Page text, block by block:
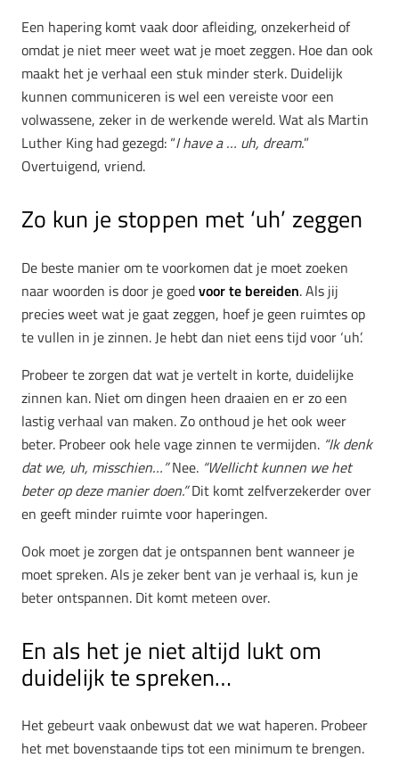
Een hapering komt vaak door afleiding, onzekerheid of
omdat je niet meer weet wat je moet zeggen. Hoe dan ook
maakt het je verhaal een stuk minder sterk. Duidelijk
kunnen communiceren is wel een vereiste voor een
volwassene, zeker in de werkende wereld. Wat als Martin
Luther King had gezegd: “I have a … uh, dream.”
Overtuigend, vriend.
Zo kun je stoppen met ‘uh’ zeggen
De beste manier om te voorkomen dat je moet zoeken
naar woorden is door je goedvoor te bereiden. Als jij
precies weet wat je gaat zeggen, hoef je geen ruimtes op
te vullen in je zinnen. Je hebt dan niet eens tijd voor ‘uh’.
Probeer te zorgen dat wat je vertelt in korte, duidelijke
zinnen kan. Niet om dingen heen draaien en er zo een
lastig verhaal van maken. Zo onthoud je het ook weer
beter. Probeer ook hele vage zinnen te vermijden. “Ik denk
dat we, uh, misschien…”Nee. “Wellicht kunnen we het
beter op deze manier doen.”Dit komt zelfverzekerder over
en geeft minder ruimte voor haperingen.
Ook moet je zorgen dat je ontspannen bent wanneer je
moet spreken. Als je zeker bent van je verhaal is, kun je
beter ontspannen. Dit komt meteen over.
En als het je niet altijd lukt om
duidelijk te spreken…
Het gebeurt vaak onbewust dat we wat haperen. Probeer
het met bovenstaande tips tot een minimum te brengen.